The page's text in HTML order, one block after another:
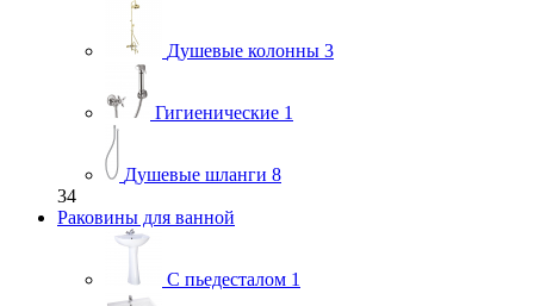
Душевые колонны 3
Гигиенические 1
Душевые шланги 8
34
Раковины для ванной
С пьедесталом 1